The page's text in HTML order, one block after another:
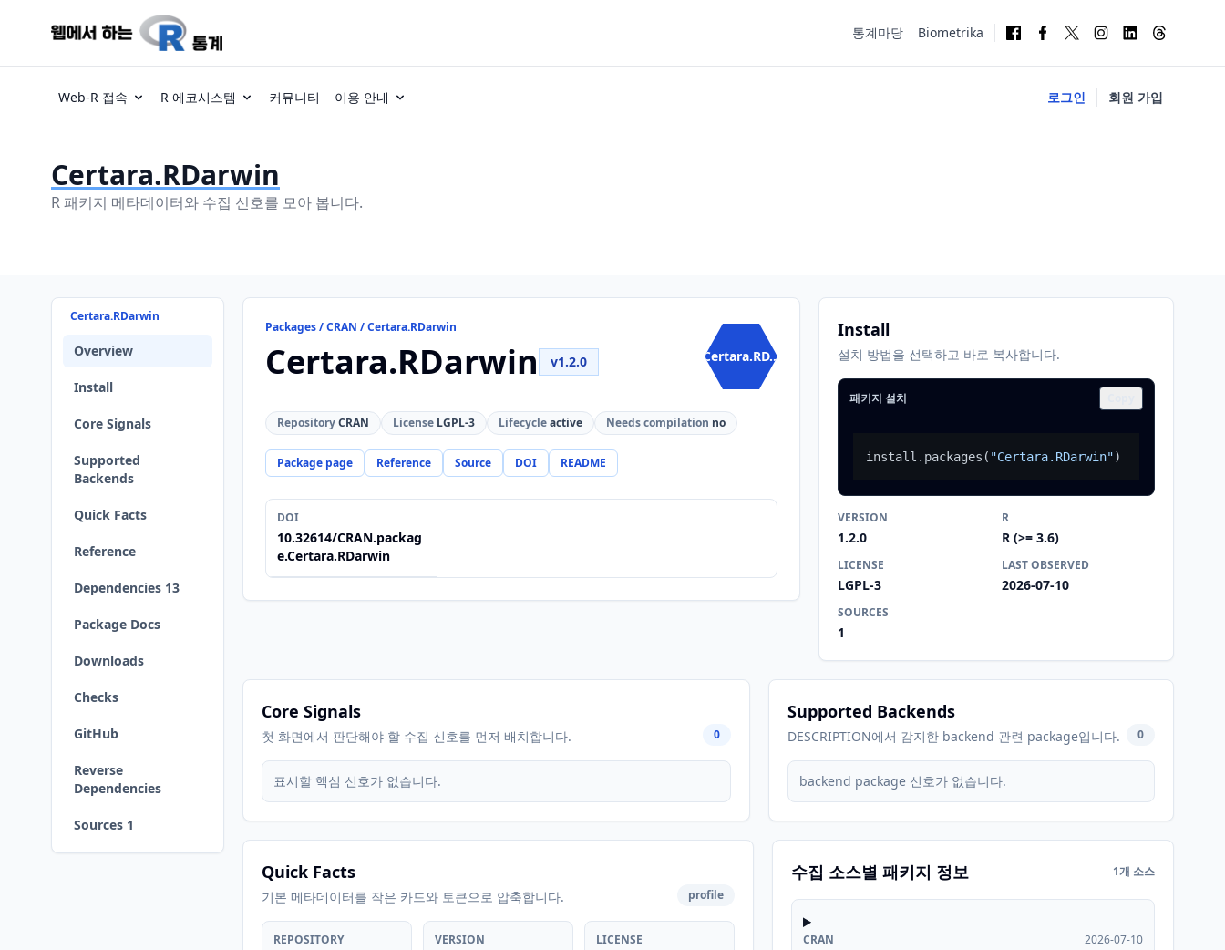
통계마당 Biometrika
Web-R 접속 R 에코시스템 커뮤니티 이용 안내 로그인 회원 가입
Certara.RDarwin
R 패키지 메타데이터와 수집 신호를 모아 봅니다.
Certara.RDarwin
Overview
Install
Core Signals
Supported
Backends
Quick Facts
Reference
Dependencies 13
Package Docs
Downloads
Checks
GitHub
Reverse
Dependencies
Sources 1
Packages / CRAN / Certara.RDarwin
Certara.RDarwin v1.2.0 Certara.RD...
RepositoryCRAN License LGPL-3 Lifecycleactive Needs compilation no
Package page Reference Source DOI README
DOI
10.32614/CRAN.packag
e.Certara.RDarwin
Install
설치 방법을 선택하고 바로 복사합니다.
패키지 설치
install.packages ( "Certara.RDarwin")
VERSION
1.2.0
R
R (>= 3.6)
LICENSE
LGPL-3
LAST OBSERVED
2026-07-10
SOURCES
1
Core Signals
첫 화면에서 판단해야 할 수집 신호를 먼저 배치합니다. 0
표시할 핵심 신호가 없습니다.
Supported Backends
DESCRIPTION에서 감지한 backend 관련 package입니다. 0
backend package 신호가 없습니다.
Quick Facts
기본 메타데이터를 작은 카드와 토큰으로 압축합니다. profile
REPOSITORY VERSION LICENSE
수집 소스별 패키지 정보 1개 소스
CRAN 2026-07-10